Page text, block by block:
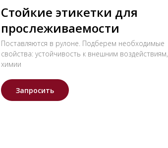
Стойкие этикетки для
прослеживаемости
Поставляются в рулоне. Подберем необходимые
свойства: устойчивость к внешним воздействиям,
химии
Запросить